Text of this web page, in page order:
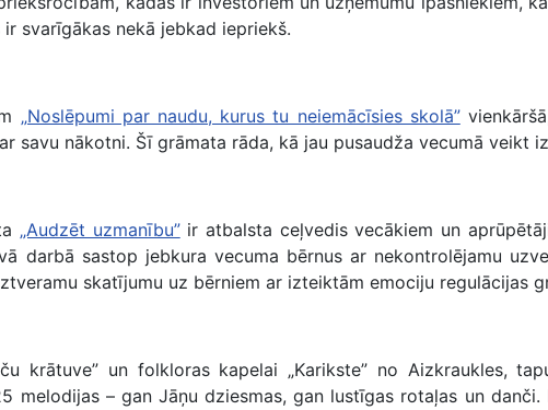
svarīgākas nekā jebkad iepriekš.
„Noslēpumi par naudu, kurus tu neiemācīsies skolā”
savu nākotni. Šī grāmata rāda, kā jau pusaudža vecumā veikt
„Audzēt uzmanību”ir atbalsta ceļvedis vecākiem un
darbā sastop jebkura vecuma bērnus ar nekontrolējamu
skatījumu uz bērniem ar izteiktām emociju regulācijas
krātuve” un folkloras kapelai „Karikste” no Aizkraukles,
melodijas – gan Jāņu dziesmas, gan lustīgas rotaļas un